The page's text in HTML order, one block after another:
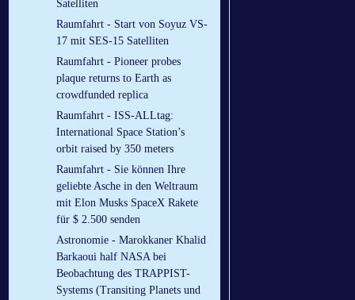
Satelliten
Raumfahrt - Start von Soyuz VS-
17 mit SES-15 Satelliten
Raumfahrt - Pioneer probes
plaque returns to Earth as
crowdfunded replica
Raumfahrt - ISS-ALLtag:
International Space Station’s
orbit raised by 350 meters
Raumfahrt - Sie können Ihre
geliebte Asche in den Weltraum
mit Elon Musks SpaceX Rakete
für $ 2.500 senden
Astronomie - Marokkaner Khalid
Barkaoui half NASA bei
Beobachtung des TRAPPIST-
Systems (Transiting Planets und